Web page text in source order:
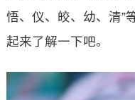
悟、仪、皎、幼、清”
起来了解一下吧。